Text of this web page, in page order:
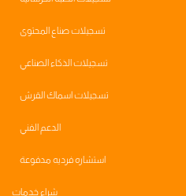
تسجيلات صناع المحتوى
تسجيلات الذكاء الصناعي
تسجيلات اسماك القرش
الدعم الفني
استشاره فرديه مدفوعة
شراء خدمات